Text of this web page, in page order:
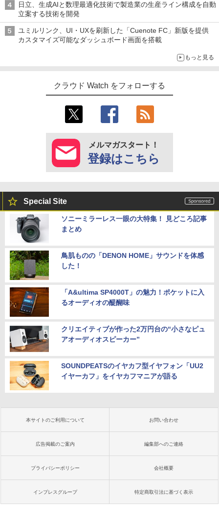
日立、生成AIと数理最適化技術で製造業の生産ライン構成を自動
立案する技術を開発
ユミルリンク、UI・UXを刷新した「Cuenote FC」新版を提供
カスタマイズ可能なダッシュボード画面を搭載
もっと見る
クラウド Watch をフォローする
メルマガスタート！
登録はこちら
Special Site
ソニーミラーレス一眼の大特集！ 見どころ記事
まとめ
鳥肌ものの「DENON HOME」サウンドを体感
した！
「A&ultima SP4000T」の魅力！ポケットに入
るオーディオの醍醐味
クリエイティブが作った2万円台の“小さなピュ
アオーディオスピーカー”
SOUNDPEATSのイヤカフ型イヤフォン「UU2
イヤーカフ」をイヤカフマニアが語る
本サイトのご利用について お問い合わせ
広告掲載のご案内 編集部へのご連絡
プライバシーポリシー 会社概要
インプレスグループ 特定商取引法に基づく表示